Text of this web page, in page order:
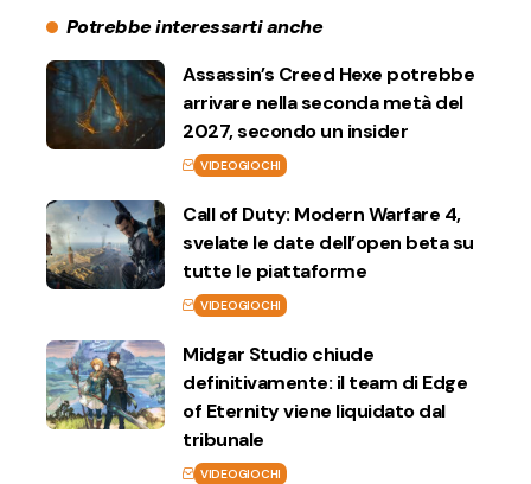
Potrebbe interessarti anche
Assassin’s Creed Hexe potrebbe
arrivare nella seconda metà del
2027, secondo un insider
VIDEOGIOCHI
Call of Duty: Modern Warfare 4,
svelate le date dell’open beta su
tutte le piattaforme
VIDEOGIOCHI
Midgar Studio chiude
definitivamente: il team di Edge
of Eternity viene liquidato dal
tribunale
VIDEOGIOCHI